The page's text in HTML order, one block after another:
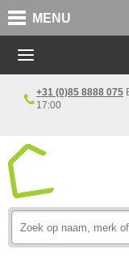
MENU
+31 (0)85 8888 075
17:00